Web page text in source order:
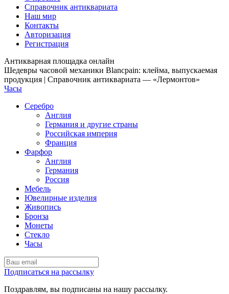
Справочник антиквариата
Наш мир
Контакты
Авторизация
Регистрация
Антикварная площадка онлайн
Шедевры часовой механики Blancpain: клейма, выпускаемая
продукция | Справочник антиквариата — «Лермонтов»
Часы
Серебро
Англия
Германия и другие страны
Российская империя
Франция
Фарфор
Англия
Германия
Россия
Мебель
Ювелирные изделия
Живопись
Бронза
Монеты
Стекло
Часы
Подписаться на рассылку
Поздравлям, вы подписаны на нашу рассылку.